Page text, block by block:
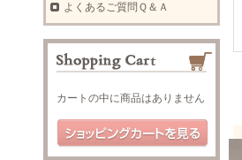
よくあるご質問Ｑ＆Ａ
カートの中に商品はありません